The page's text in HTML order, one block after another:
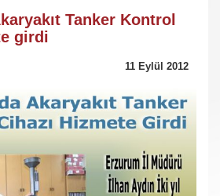
Tanker Kontrol
girdi
11 Eylül 2012